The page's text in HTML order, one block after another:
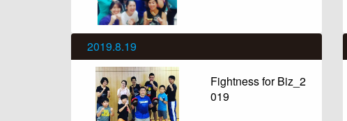
2019.8.19
Fightness for Biz_2
019